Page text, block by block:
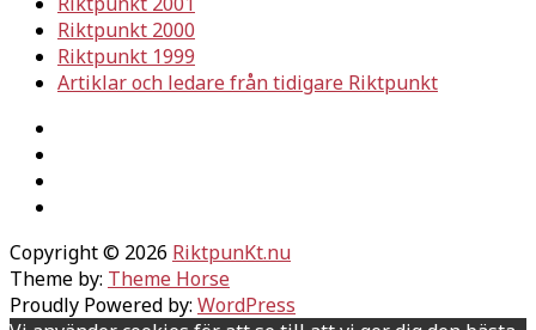
Riktpunkt 2000
Riktpunkt 1999
Artiklar och ledare från tidigare Riktpunkt
Copyright © 2026 RiktpunKt.nu
Theme by: Theme Horse
Proudly Powered by: WordPress